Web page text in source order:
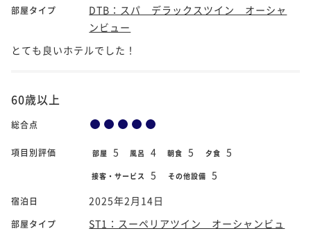
部屋タイプ
DTB：スパ デラックスツイン オーシャ
ンビュー
とても良いホテルでした！
60歳以上
総合点
項目別評価 部屋 5 風呂 4 朝食 5 夕食 5
接客・サービス 5 その他設備 5
宿泊日 2025年2月14日
部屋タイプ
ST1：スーペリアツイン オーシャンビュ